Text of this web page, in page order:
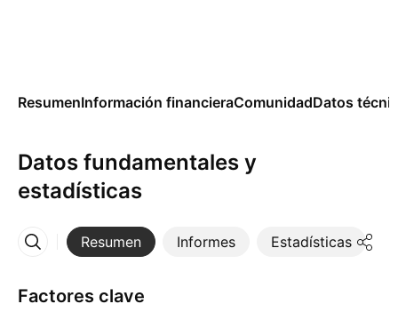
ResumenInformación financieraComunidadDatos
Datos fundamentales y
estadísticas
Resumen Informes Estadísticas
Más
Factores clave